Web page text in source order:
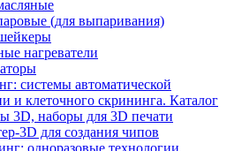
(для выпаривания)
нагреватели
системы автоматической
и клеточного скрининга. Каталог
3D, наборы для 3D печати
3D для создания чипов
одноразовые технологии,